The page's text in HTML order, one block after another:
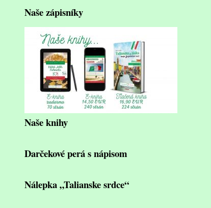
Naše zápisníky
Naše knihy
Darčekové perá s nápisom
Nálepka „Talianske srdce“